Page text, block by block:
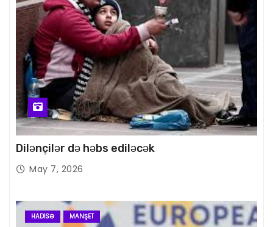
Dilənçilər də həbs ediləcək
May 7, 2026
HADISƏ MANŞET